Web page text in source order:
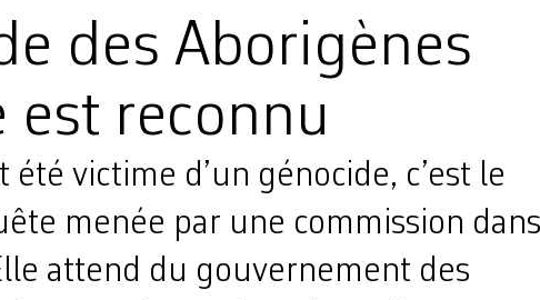
des Aborigènes
est reconnu
été victime d’un génocide, c’est le
menée par une commission dans
attend du gouvernement des